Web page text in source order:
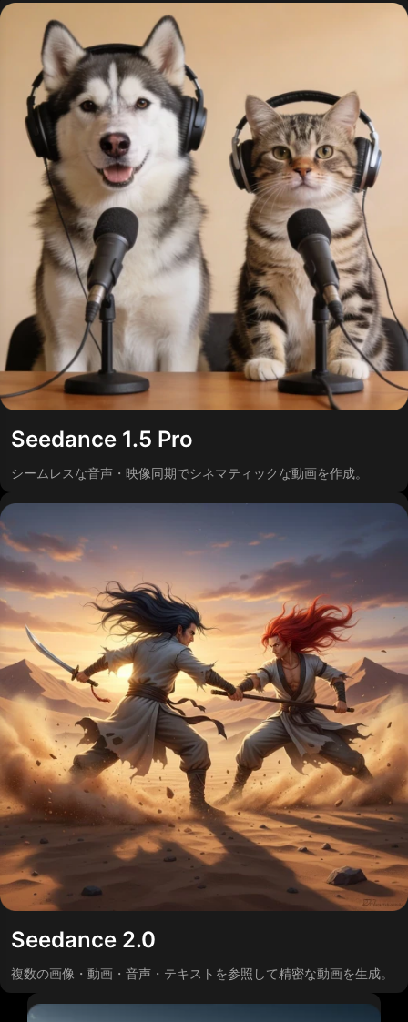
Seedance 1.5 Pro
シームレスな音声・映像同期でシネマティックな動画を作成。
Seedance 2.0
複数の画像・動画・音声・テキストを参照して精密な動画を生成。